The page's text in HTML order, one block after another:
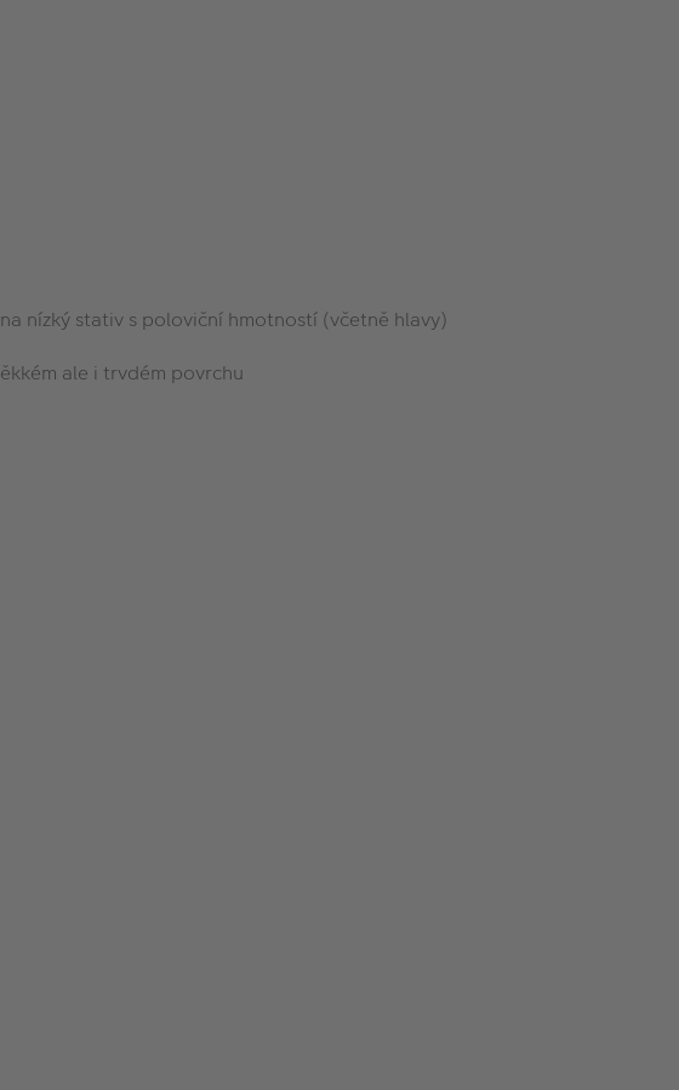
nízký stativ s poloviční hmotností (včetně hlavy)
ale i trvdém povrchu